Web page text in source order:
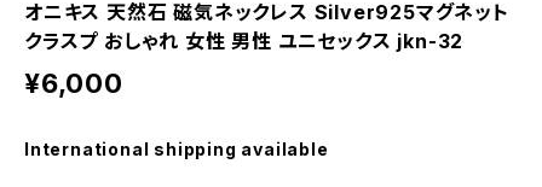
オニキス 天然石 磁気ネックレス Silver925マグネット
クラスプ おしゃれ 女性 男性 ユニセックス jkn-32
¥6,000
International shipping available